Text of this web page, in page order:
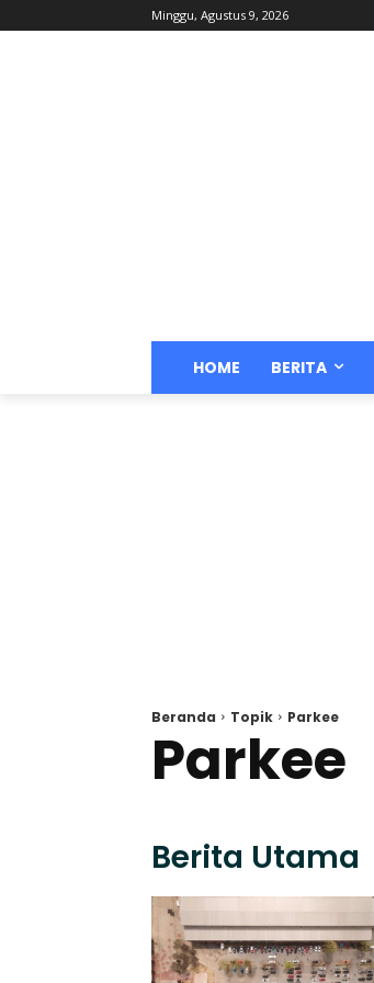
Minggu, Agustus 9, 2026
HOME BERITA
Beranda Topik Parkee
Parkee
Berita Utama